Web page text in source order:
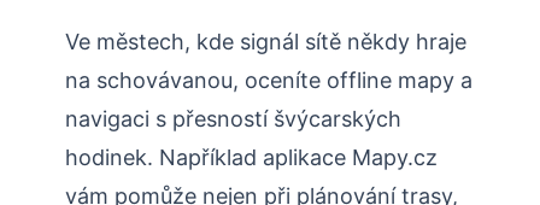
Ve městech, kde signál sítě někdy hraje
na schovávanou, oceníte offline mapy a
navigaci s přesností švýcarských
hodinek. Například aplikace Mapy.cz
vám pomůže nejen při plánování trasy,